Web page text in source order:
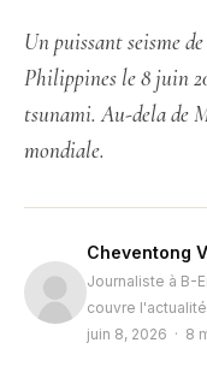
Un puissant seisme
Philippines le 8 juin
tsunami. Au-dela de
mondiale.
Cheventong
Journaliste à B-
couvre l'actualité
juin 8, 2026 · 8